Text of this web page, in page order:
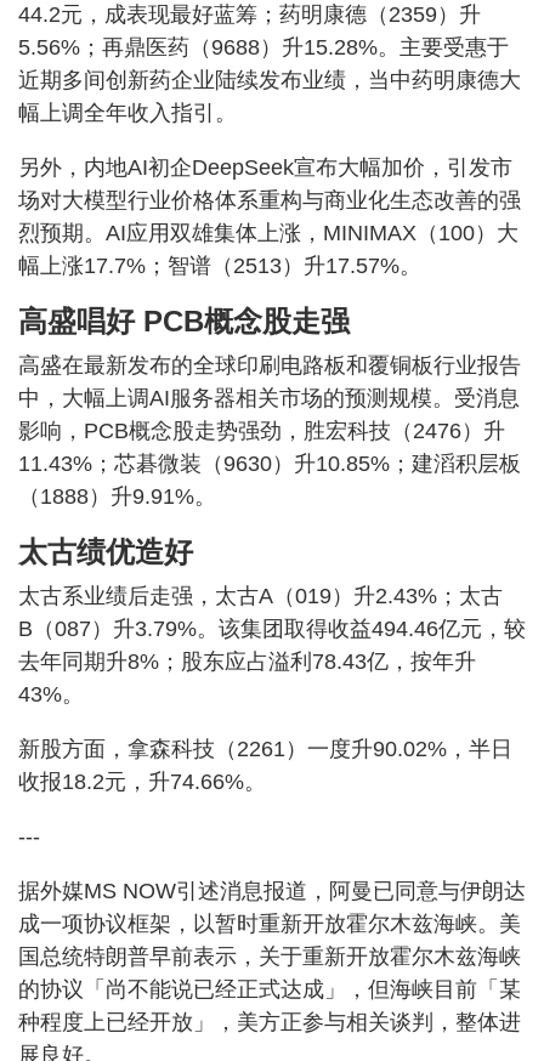
44.2元，成表现最好蓝筹；药明康德（2359）升
5.56%；再鼎医药（9688）升15.28%。主要受惠于
近期多间创新药企业陆续发布业绩，当中药明康德大
幅上调全年收入指引。
另外，内地AI初企DeepSeek宣布大幅加价，引发市
场对大模型行业价格体系重构与商业化生态改善的强
烈预期。AI应用双雄集体上涨，MINIMAX（100）大
幅上涨17.7%；智谱（2513）升17.57%。
高盛唱好 PCB概念股走强
高盛在最新发布的全球印刷电路板和覆铜板行业报告
中，大幅上调AI服务器相关市场的预测规模。受消息
影响，PCB概念股走势强劲，胜宏科技（2476）升
11.43%；芯碁微装（9630）升10.85%；建滔积层板
（1888）升9.91%。
太古绩优造好
太古系业绩后走强，太古A（019）升2.43%；太古
B（087）升3.79%。该集团取得收益494.46亿元，较
去年同期升8%；股东应占溢利78.43亿，按年升
43%。
新股方面，拿森科技（2261）一度升90.02%，半日
收报18.2元，升74.66%。
---
据外媒MS NOW引述消息报道，阿曼已同意与伊朗达
成一项协议框架，以暂时重新开放霍尔木兹海峡。美
国总统特朗普早前表示，关于重新开放霍尔木兹海峡
的协议「尚不能说已经正式达成」，但海峡目前「某
种程度上已经开放」，美方正参与相关谈判，整体进
展良好。